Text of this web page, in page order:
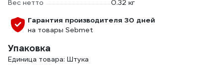
Вес нетто
0.32 кг
Гарантия производителя 30 дней
на товары Sebmet
Упаковка
Единица товара: Штука